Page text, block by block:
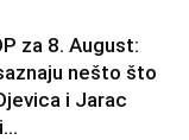
za 8. August:
nešto što
i Jarac